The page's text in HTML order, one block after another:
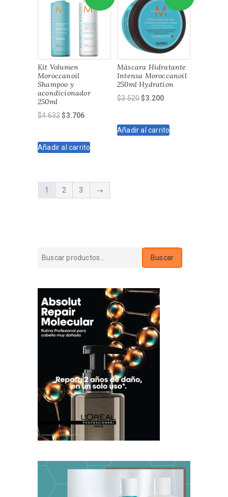
Kit Volumen
Moroccanoil
Shampoo y
acondicionador
250ml
$4.632El
era:
$3.706El
es:
Añadir al carrito
Máscara Hidratante
Intensa Moroccanoil
250ml Hydration
$3.520El
era:
$3.200El
es:
Añadir al carrito
1 2 3 →
Buscar